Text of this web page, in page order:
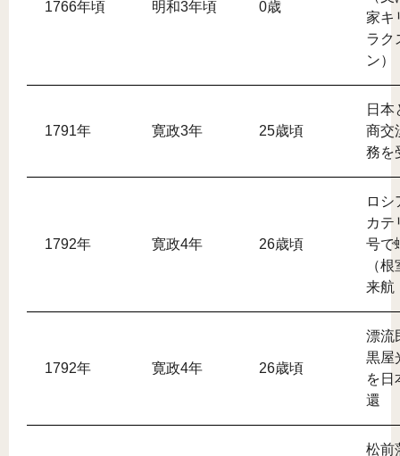
1766年頃 明和3年頃 0歳
家キ
ラク
ン）
1791年 寛政3年 25歳頃
日本
商交
務を
1792年 寛政4年 26歳頃
ロシ
カテ
号で
（
来航
1792年 寛政4年 26歳頃
漂流
黒屋
を日
還
松前